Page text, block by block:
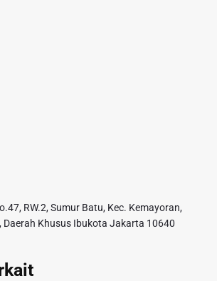
RW.2, Sumur Batu, Kec. Kemayoran,
Khusus Ibukota Jakarta 10640